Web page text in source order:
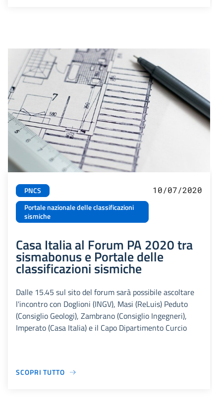
PNCS
Portale nazionale delle classificazioni
sismiche
10/07/2020
Casa Italia al Forum PA 2020 tra
sismabonus e Portale delle
classificazioni sismiche
Dalle 15.45 sul sito del forum sarà possibile ascoltare
l'incontro con Doglioni (INGV), Masi (ReLuis) Peduto
(Consiglio Geologi), Zambrano (Consiglio Ingegneri),
Imperato (Casa Italia) e il Capo Dipartimento Curcio
SCOPRI TUTTO